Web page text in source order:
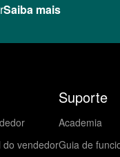
Saiba mais
do vendedor
Suporte
Academia
Guia de